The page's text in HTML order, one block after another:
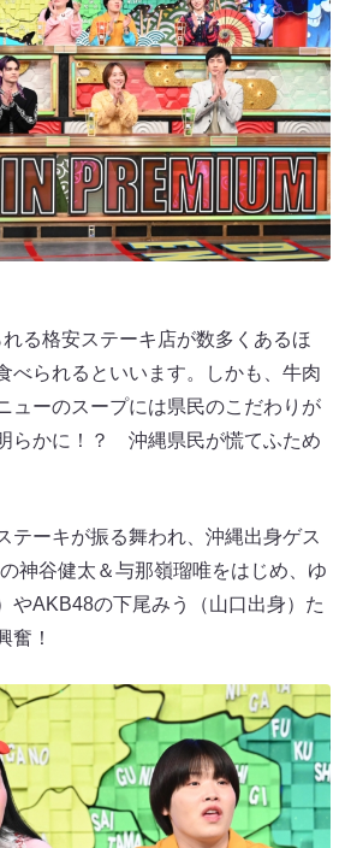
る格安ステーキ店が数多くあるほ
べられるといいます。しかも、牛肉
ューのスープには県民のこだわりが
らかに！？ 沖縄県民が慌てふため
テーキが振る舞われ、沖縄出身ゲス
神谷健太＆与那嶺瑠唯をはじめ、ゆ
やAKB48の下尾みう（山口出身）た
奮！